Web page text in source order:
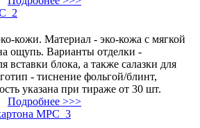
кожи. Материал - эко-кожа с мягкой
ощупь. Варианты отделки -
вставки блока, а также салазки для
- тиснение фольгой/блинт,
указана при тираже от 30 шт.
Подробнее >>>
МРС_3